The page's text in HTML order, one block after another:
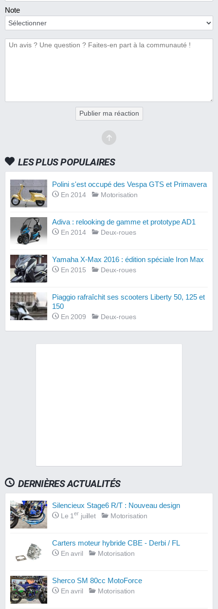
Note
Publier ma réaction
LES PLUS POPULAIRES
Polini s'est occupé des Vespa GTS et Primavera
En 2014 Motorisation
Adiva : relooking de gamme et prototype AD1
En 2014 Deux-roues
Yamaha X-Max 2016 : édition spéciale Iron Max
En 2015 Deux-roues
Piaggio rafraîchit ses scooters Liberty 50, 125 et
150
En 2009 Deux-roues
DERNIÈRES ACTUALITÉS
Silencieux Stage6 R/T : Nouveau design
Le 1er juillet Motorisation
Carters moteur hybride CBE - Derbi / FL
En avril Motorisation
Sherco SM 80cc MotoForce
En avril Motorisation